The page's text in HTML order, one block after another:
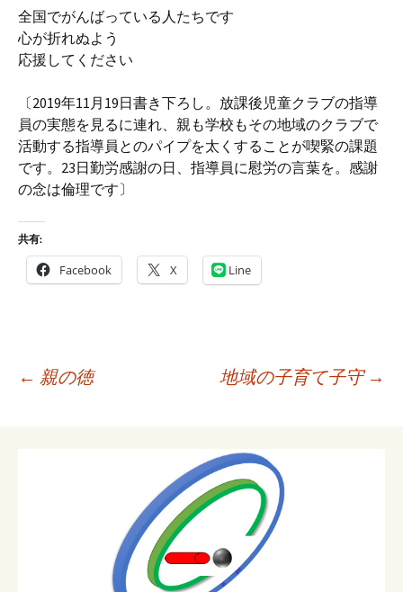
全国でがんばっている人たちです
心が折れぬよう
応援してください
〔2019年11月19日書き下ろし。放課後児童クラブの指導
員の実態を見るに連れ、親も学校もその地域のクラブで
活動する指導員とのパイプを太くすることが喫緊の課題
です。23日勤労感謝の日、指導員に慰労の言葉を。感謝
の念は倫理です〕
共有:
Facebook X Line
← 親の徳 地域の子育て子守 →